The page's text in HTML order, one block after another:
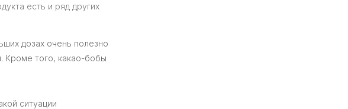
есть и ряд других
дозах очень полезно
Кроме того, какао-бобы
ситуации